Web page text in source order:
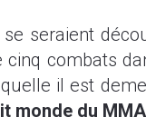
se seraient
cinq combats
il est
monde du MMA